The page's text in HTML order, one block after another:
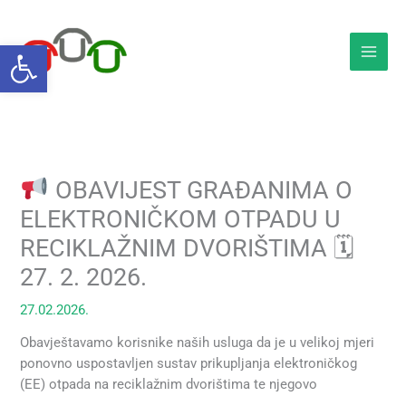
Open toolbar
content
OBAVIJEST GRAĐANIMA O
ELEKTRONIČKOM OTPADU U
RECIKLAŽNIM DVORIŠTIMA 🗓
27. 2. 2026.
27.02.2026.
Obavještavamo korisnike naših usluga da je u velikoj mjeri
ponovno uspostavljen sustav prikupljanja elektroničkog
(EE) otpada na reciklažnim dvorištima te njegovo